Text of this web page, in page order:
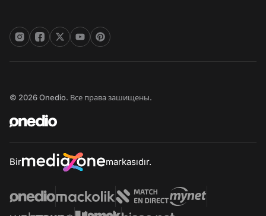
© 2026 Onedio. Все права зашищены.
Bir markasıdır.